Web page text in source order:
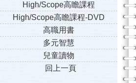
High/Scope高瞻課程
High/Scope高瞻課程-DVD
高職用書
多元智慧
兒童讀物
回上一頁